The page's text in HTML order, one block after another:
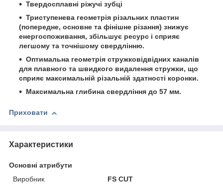
Твердосплавні ріжучі зубці
Триступенева геометрія різальних пластин
(попередне, основне та фінішне різання) знижує
енергоспоживання, збільшує ресурс і сприяє
легшому та точнішому свердлінню.
Оптимальна геометрія стружковідвідних каналів
для плавного та швидкого видалення стружки, що
сприяє максимальній різальній здатності коронки.
Максимальна глибина свердління до 57 мм.
Приховати
Характеристики
Основні атрибути
Виробник
FS CUT